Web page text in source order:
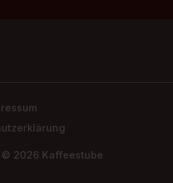
2026 Kaffeestube